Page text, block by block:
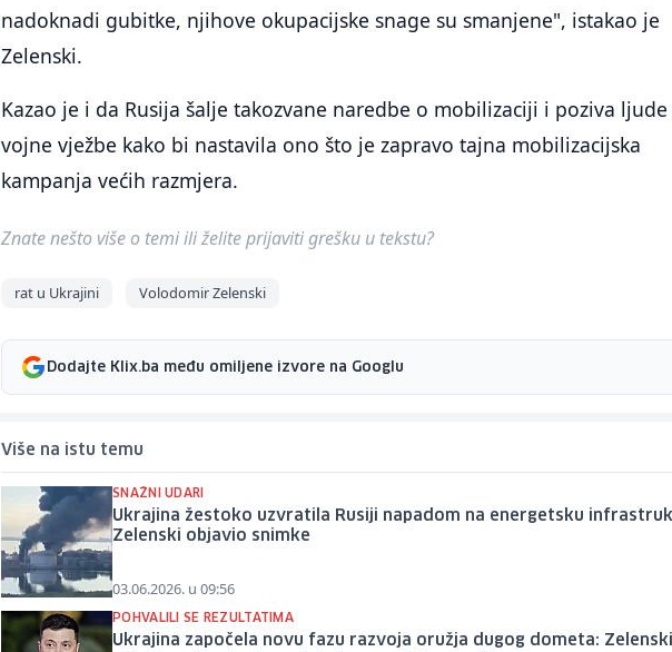
nadoknadi gubitke, njihove okupacijske snage su smanjene", istakao je
Zelenski.
Kazao je i da Rusija šalje takozvane naredbe o mobilizaciji i poziva ljude
vojne vježbe kako bi nastavila ono što je zapravo tajna mobilizacijska
kampanja većih razmjera.
Znate nešto više o temi ili želite prijaviti grešku u tekstu?
rat u Ukrajini Volodomir Zelenski
Dodajte Klix.ba među omiljene izvore na Googlu
Više na istu temu
SNAŽNI UDARI
Ukrajina žestoko uzvratila Rusiji napadom na energetsku
Zelenski objavio snimke
03.06.2026. u 09:56
POHVALILI SE REZULTATIMA
Ukrajina započela novu fazu razvoja oružja dugog dometa: Zelenski